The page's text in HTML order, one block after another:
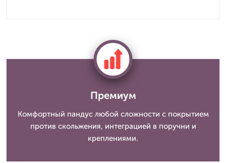
Премиум
Комфортный пандус любой сложности с покрытием
против скольжения, интеграцией в поручни и
креплениями.